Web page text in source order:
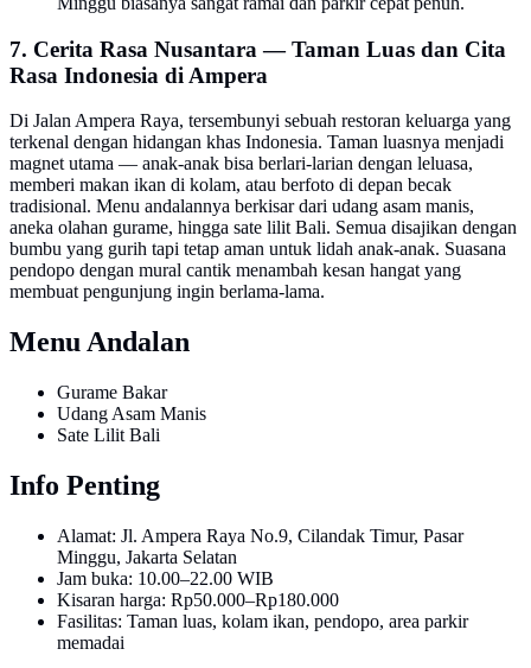
7. Cerita Rasa Nusantara — Taman Luas dan Cita
Rasa Indonesia di Ampera
Di Jalan Ampera Raya, tersembunyi sebuah restoran keluarga yang
terkenal dengan hidangan khas Indonesia. Taman luasnya menjadi
magnet utama — anak-anak bisa berlari-larian dengan leluasa,
memberi makan ikan di kolam, atau berfoto di depan becak
tradisional. Menu andalannya berkisar dari udang asam manis,
aneka olahan gurame, hingga sate lilit Bali. Semua disajikan dengan
bumbu yang gurih tapi tetap aman untuk lidah anak-anak. Suasana
pendopo dengan mural cantik menambah kesan hangat yang
membuat pengunjung ingin berlama-lama.
Menu Andalan
Gurame Bakar
Udang Asam Manis
Sate Lilit Bali
Info Penting
Alamat: Jl. Ampera Raya No.9, Cilandak Timur, Pasar
Minggu, Jakarta Selatan
Jam buka: 10.00–22.00 WIB
Kisaran harga: Rp50.000–Rp180.000
Fasilitas: Taman luas, kolam ikan, pendopo, area parkir
memadai